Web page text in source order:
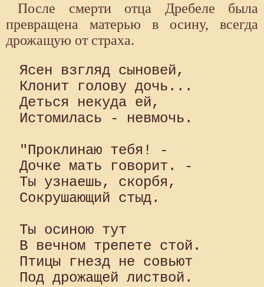
После смерти отца Дребеле была
превращена матерью в осину, всегда
дрожащую от страха.
Ясен взгляд сыновей,
Клонит голову дочь...
Деться некуда ей,
Истомилась - невмочь.
"Проклинаю тебя! -
Дочке мать говорит. -
Ты узнаешь, скорбя,
Сокрушающий стыд.
Ты осиною тут
В вечном трепете стой.
Птицы гнезд не совьют
Под дрожащей листвой.